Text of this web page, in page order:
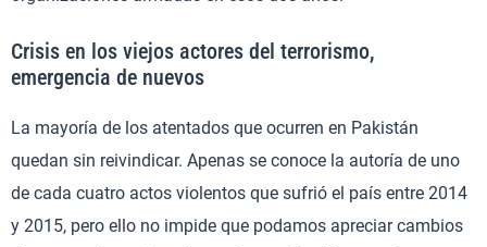
Crisis en los viejos actores del terrorismo,
emergencia de nuevos
La mayoría de los atentados que ocurren en Pakistán
quedan sin reivindicar. Apenas se conoce la autoría de uno
de cada cuatro actos violentos que sufrió el país entre 2014
y 2015, pero ello no impide que podamos apreciar cambios